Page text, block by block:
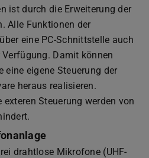
ist durch die Erweiterung der
Alle Funktionen der
eine PC-Schnittstelle auch
Damit können
eine eigene Steuerung der
heraus realisieren.
Steuerung werden von
drahtlose Mikrofone (UHF-